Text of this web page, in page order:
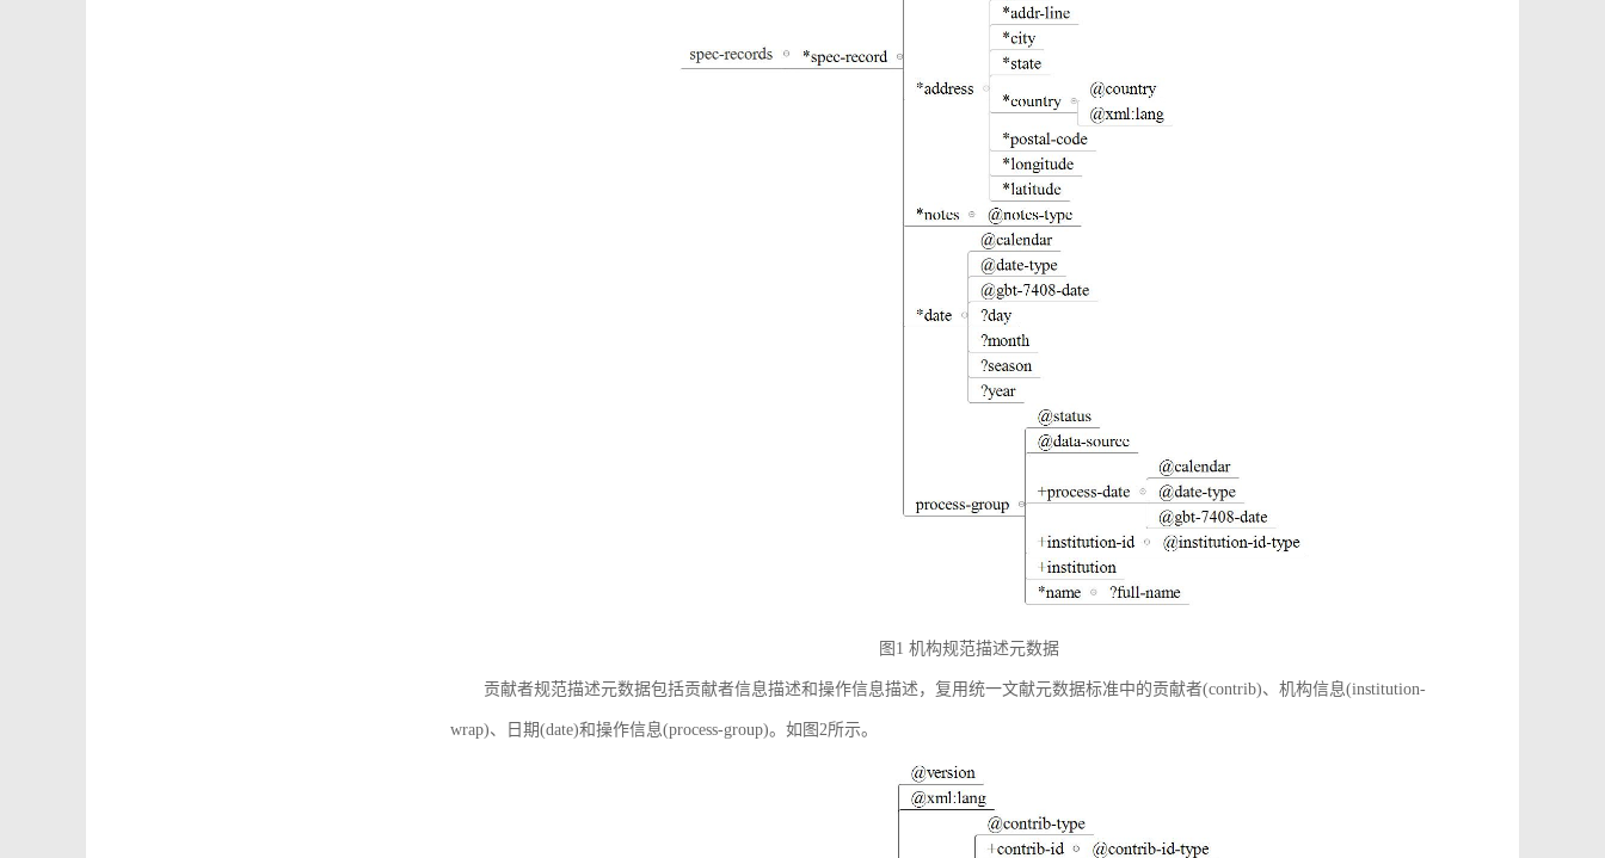
图1 机构规范描述元数据
贡献者规范描述元数据包括贡献者信息描述和操作信息描述，复用统一文献元数据标准中的贡献者(contrib)、机构信息(institution-
wrap)、日期(date)和操作信息(process-group)。如图2所示。